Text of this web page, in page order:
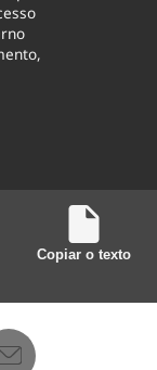
Copiar o texto